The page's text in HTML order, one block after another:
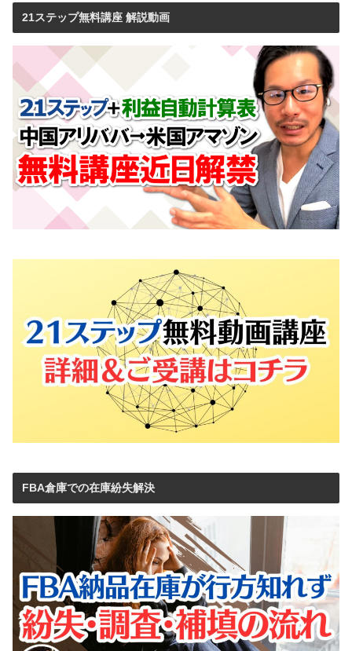
21ステップ無料講座 解説動画
FBA倉庫での在庫紛失解決